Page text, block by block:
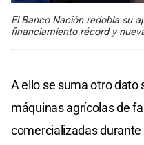
El Banco Nación redobla su
financiamiento récord y
A ello se suma otro dato
máquinas agrícolas de
comercializadas